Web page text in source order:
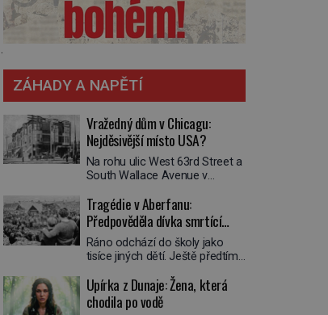
ZÁHADY A NAPĚTÍ
Vražedný dům v Chicagu:
Nejděsivější místo USA?
Na rohu ulic West 63rd Street a
South Wallace Avenue v
Nemá žádný speciální nápis ani
pamětní desku. A přesto prý
místní zaměstnanci neradi
chodí do sklepa. Právě tady
totiž sídlil sériový vrah H. H.
nejpropracovanější past na lidi
v dějinách americké
Tragédie v Aberfanu:
Předpověděla dívka smrtící
sesuv půdy?
Ráno odchází do školy jako
tisíce jiných dětí. Ještě předtím
snem. Ve škole, kterou dobře
zná, tentokrát nevidí budovu ani
spolužáky. Místo nich se před ní
Upírka z Dunaje: Žena, která
chodila po vodě